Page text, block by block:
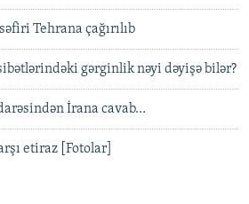
Tehrana çağırılıb
gərginlik nəyi dəyişə bilər?
İrana cavab…
etiraz [Fotolar]